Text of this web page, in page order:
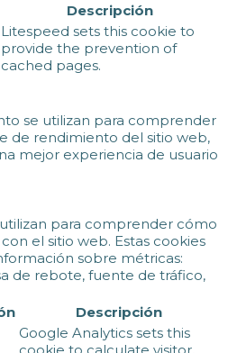
Descripción
Litespeed sets this cookie to
provide the prevention of
cached pages.
se utilizan para comprender
de rendimiento del sitio web,
mejor experiencia de usuario
para comprender cómo
el sitio web. Estas cookies
sobre métricas:
de rebote, fuente de tráfico,
Descripción
Google Analytics sets this
cookie to calculate visitor,